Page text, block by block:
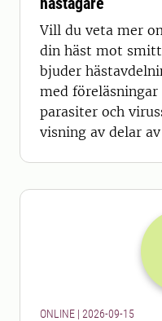
Vill du veta mer
din häst mot
bjuder
med föreläsningar
parasiter och
visning av delar
ONLINE | 2026-09-15